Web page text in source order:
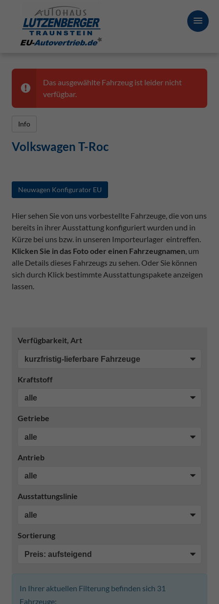
Das ausgewählte Fahrzeug ist leider nicht
verfügbar.
Info
Volkswagen T-Roc
Neuwagen Konfigurator EU
Hier sehen Sie von uns vorbestellte Fahrzeuge, die von uns
bereits in ihrer Ausstattung konfiguriert wurden und in
Kürze bei uns bzw. in unseren Importeurlager eintreffen.
Klicken Sie in das Foto oder einen Fahrzeugnamen, um
alle Details dieses Fahrzeugs zu sehen. Oder Sie können
sich durch Klick bestimmte Ausstattungspakete anzeigen
lassen.
Verfügbarkeit, Art
Kraftstoff
Getriebe
Antrieb
Ausstattungslinie
Sortierung
In Ihrer aktuellen Filterung befinden sich 31
Fahrzeuge: